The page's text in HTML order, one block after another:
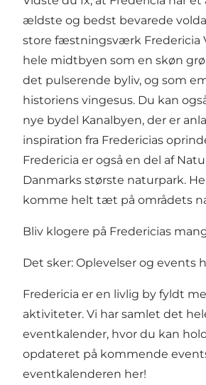
ældste og bedst bevarede
store fæstningsværk Fredericia
hele midtbyen som en skøn
det pulserende byliv, og som
historiens vingesus. Du kan
nye bydel Kanalbyen, der er
inspiration fra Fredericias
Fredericia er også en del af
Danmarks største naturpark.
komme helt tæt på områdets
Bliv klogere på Fredericias
Det sker: Oplevelser og events
Fredericia er en livlig by fyldt
aktiviteter. Vi har samlet det
eventkalender, hvor du kan
opdateret på kommende
eventkalenderen her!